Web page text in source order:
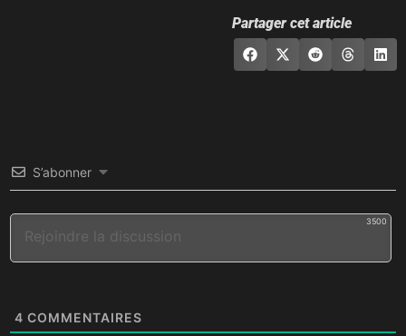
Partager cet article
S’abonner
3500
4 COMMENTAIRES